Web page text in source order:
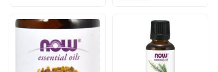
era:
R$281,82.
é:
R$246,59.
R$192,62.
atual
é:
R$159,13.